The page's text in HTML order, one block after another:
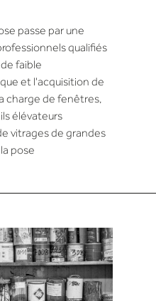
passe par une
qualifiés
faible
et l'acquisition de
charge de fenêtres,
élévateurs
vitrages de grandes
pose